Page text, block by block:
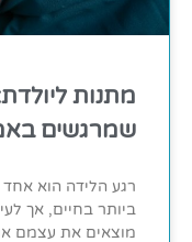
מתנות
שמרגשים
רגע הלידה הוא
ביותר בחיים, אך
מוצאים את עצמם